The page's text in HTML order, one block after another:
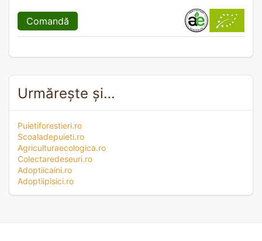
Comandă
Urmărește și…
Puietiforestieri.ro
Scoaladepuieti.ro
Agriculturaecologica.ro
Colectaredeseuri.ro
Adoptiicaini.ro
Adoptiipisici.ro